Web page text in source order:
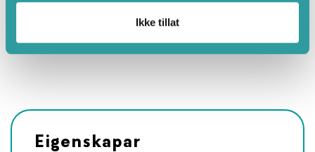
Ikke tillat
uforgløymeleg oppleving.
Eigenskapar